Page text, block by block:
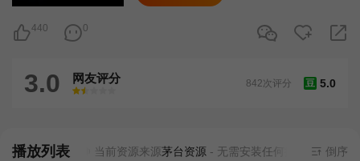
440 0
3.0 网友评分
很差
较差还行推荐力荐
豆 5.0
842次评分
播放列表 当前资源来源茅台资源- 无需安装任何插件 倒序